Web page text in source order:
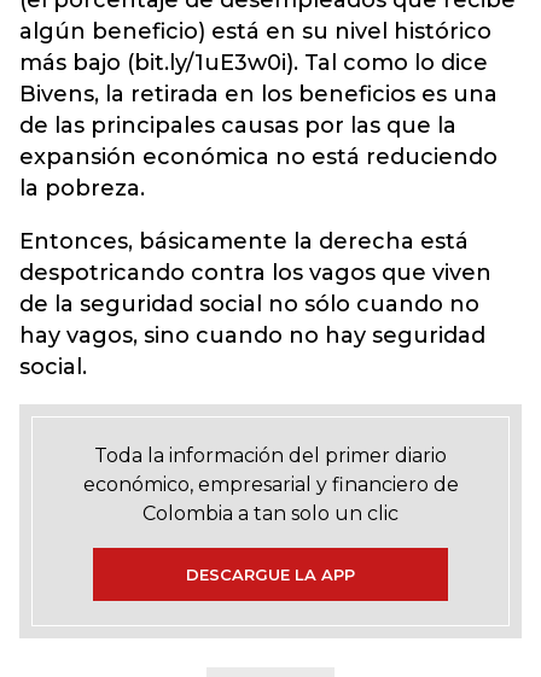
algún beneficio) está en su nivel histórico
más bajo (bit.ly/1uE3w0i). Tal como lo dice
Bivens, la retirada en los beneficios es una
de las principales causas por las que la
expansión económica no está reduciendo
la pobreza.
Entonces, básicamente la derecha está
despotricando contra los vagos que viven
de la seguridad social no sólo cuando no
hay vagos, sino cuando no hay seguridad
social.
Toda la información del primer diario
económico, empresarial y financiero de
Colombia a tan solo un clic
DESCARGUE LA APP